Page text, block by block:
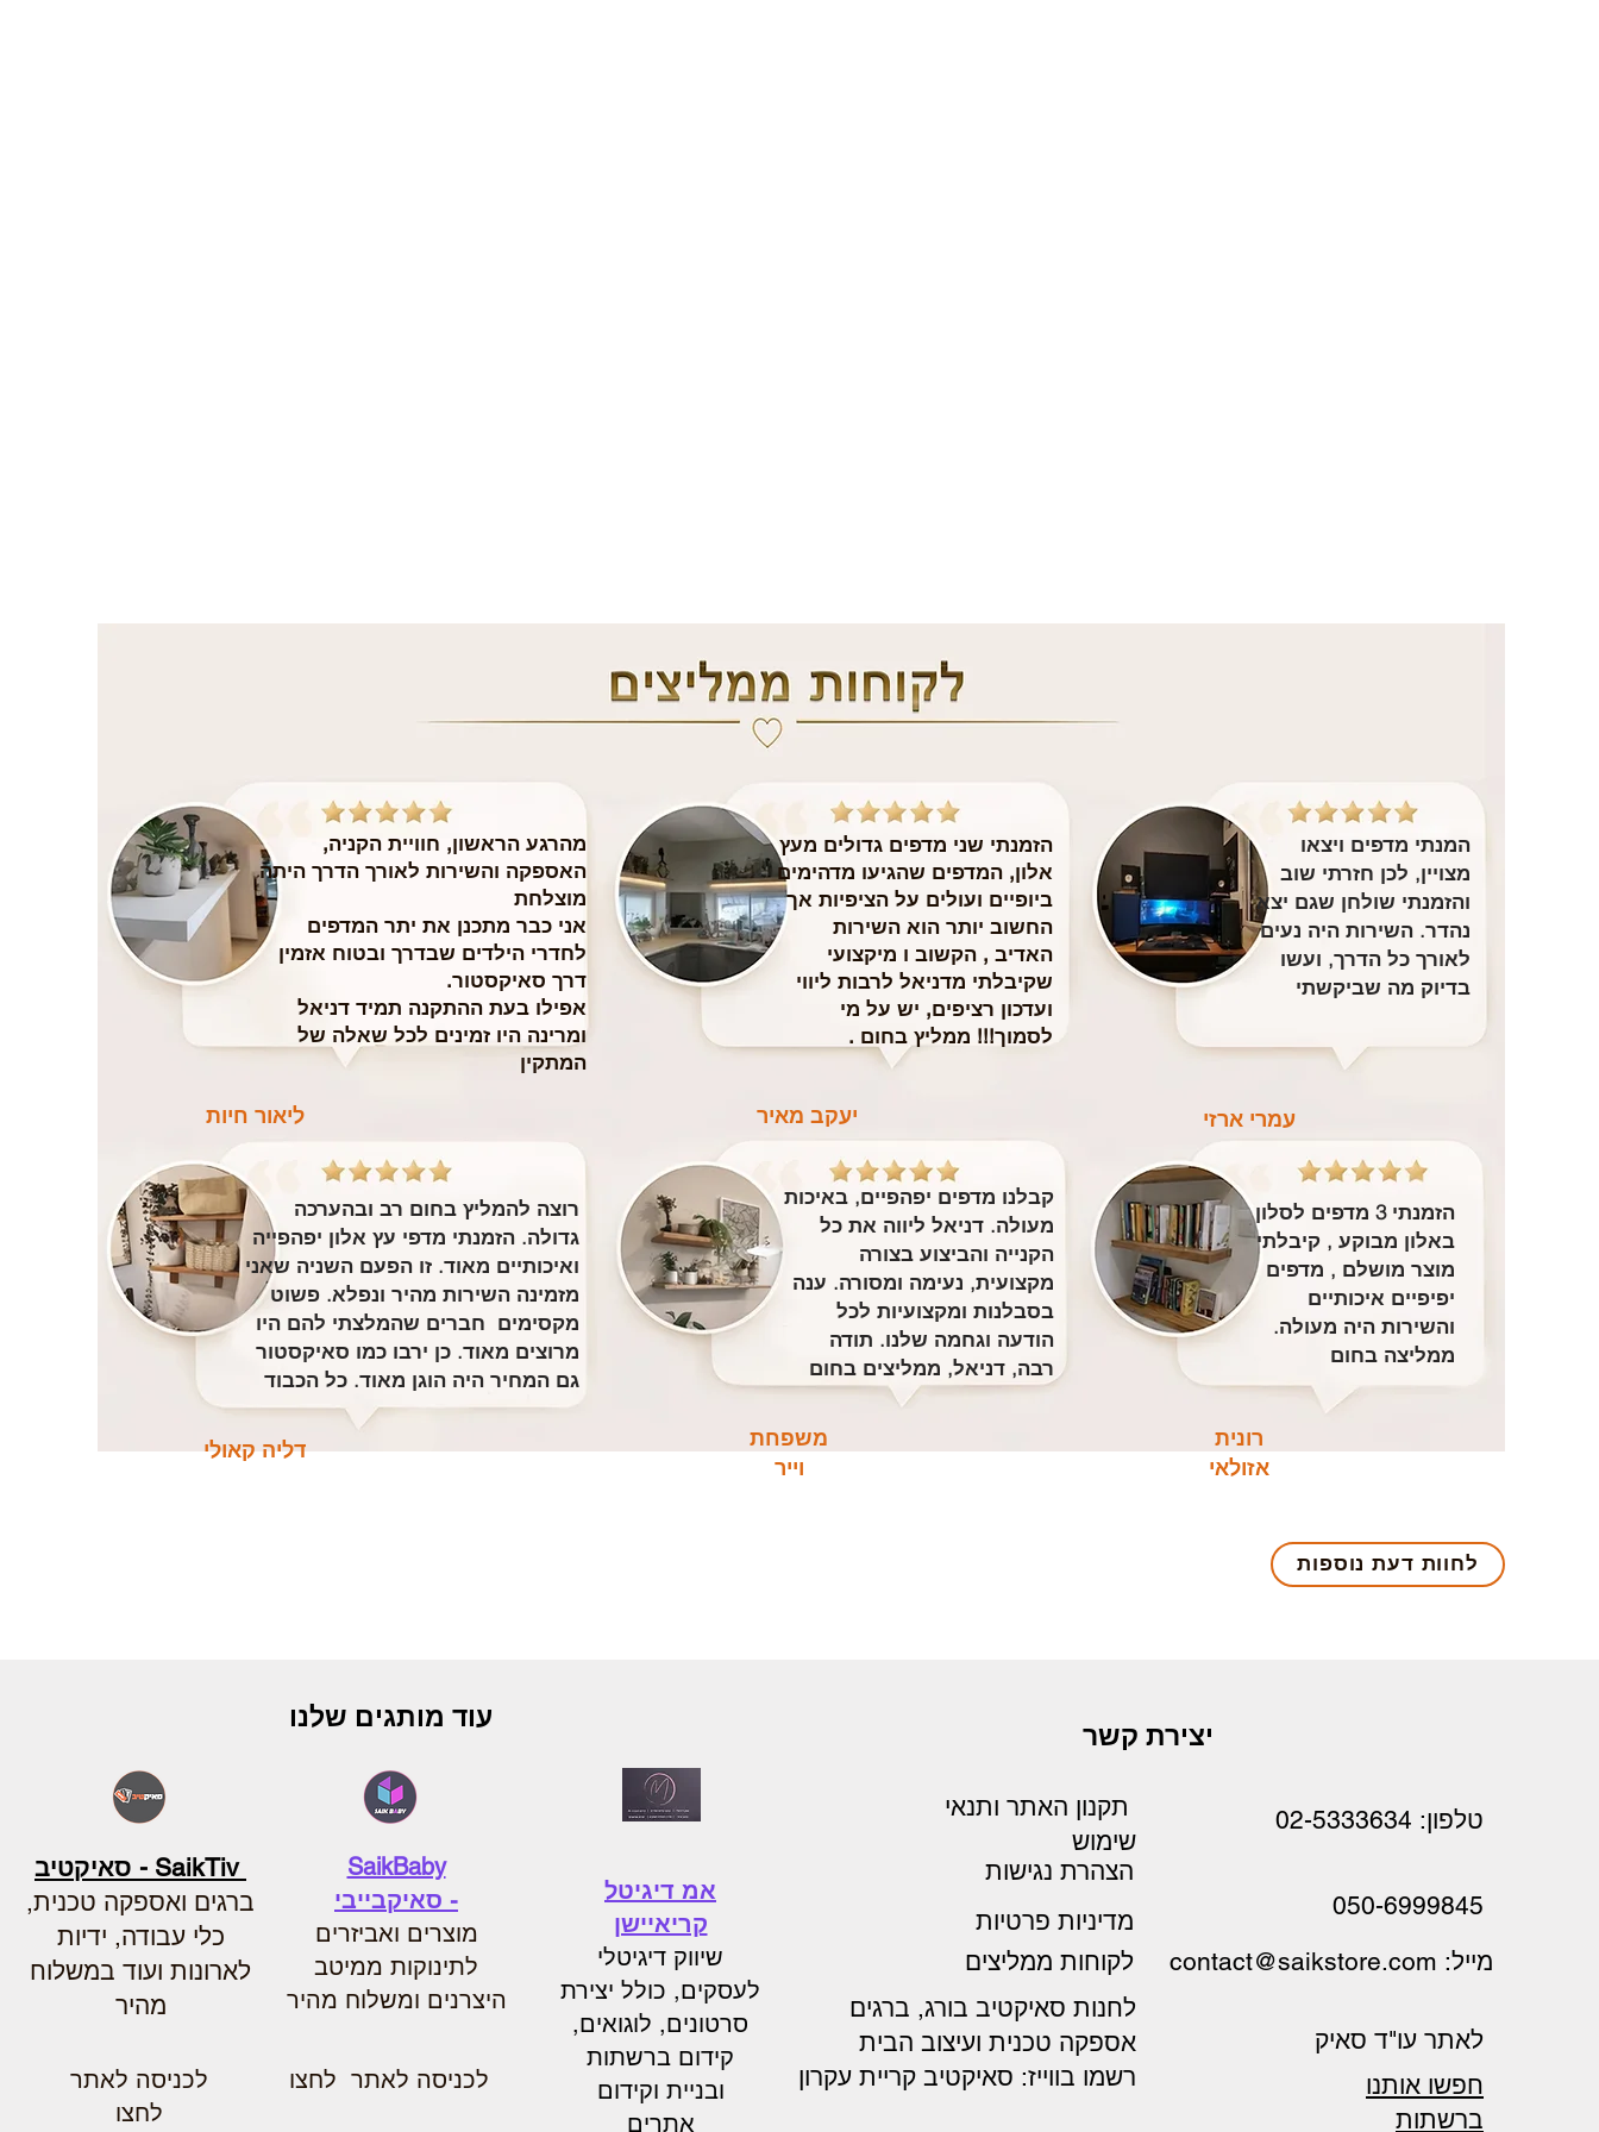
עמרי ארזי יעקב מאיר ליאור חיות
משפחת
וייר
רונית
אזולאי
דליה קאולי
המנתי מדפים ויצאו
מצויין, לכן חזרתי שוב
והזמנתי שולחן שגם יצא
נהדר. השירות היה נעים
לאורך כל הדרך, ועשו
בדיוק מה שביקשתי
הזמנתי שני מדפים גדולים מעץ
אלון, המדפים שהגיעו מדהימים
ביופיים ועולים על הציפיות אך
החשוב יותר הוא השירות
האדיב , הקשוב ו מיקצועי
שקיבלתי מדניאל לרבות ליווי
ועדכון רציפים, יש על מי
לסמוך!!! ממליץ בחום .
מהרגע הראשון, חוויית הקניה,
האספקה והשירות לאורך הדרך היתה
מוצלחת
​אני כבר מתכנן את יתר המדפים
לחדרי הילדים שבדרך ובטוח אזמין
דרך סאיקסטור.
אפילו בעת ההתקנה תמיד דניאל
ומרינה היו זמינים לכל שאלה של
המתקין
הזמנתי 3 מדפים לסלון
באלון מבוקע , קיבלתי
מוצר מושלם , מדפים
יפיפיים איכותיים
והשירות היה מעולה.
ממליצה בחום
קבלנו מדפים יפהפיים, באיכות
מעולה. דניאל ליווה את כל
הקנייה והביצוע בצורה
מקצועית, נעימה ומסורה. ענה
בסבלנות ומקצועיות לכל
הודעה וגחמה שלנו. תודה
רבה, דניאל, ממליצים בחום
רוצה להמליץ בחום רב ובהערכה
גדולה. הזמנתי מדפי עץ אלון יפהפייה
ואיכותיים מאוד. זו הפעם השניה שאני
מזמינה השירות מהיר ונפלא. פשוט
מקסימים חברים שהמלצתי להם היו
מרוצים מאוד. כן ירבו כמו סאיקסטור
גם המחיר היה הוגן מאוד. כל הכבוד
לחוות דעת נוספות
יצירת קשר
050-6999845
טלפון: 02-5333634
מייל: contact@saikstore.com
תקנון האתר ותנאי
שימוש
הצהרת נגישות
מדיניות פרטיות
לקוחות ממליצים
לאתר עו"ד סאיק
חפשו אותנו
ברשתות
לחנות סאיקטיב בורג, ברגים
אספקה טכנית ועיצוב הבית
רשמו בווייז: סאיקטיב קריית עקרון
אמ דיגיטל
קריאיישן
שיווק דיגיטלי
לעסקים, כולל יצירת
סרטונים, לוגואים,
קידום ברשתות
ובניית וקידום
אתרים
עוד מותגים שלנו
SaikBaby
- סאיקבייבי
מוצרים ואביזרים
לתינוקות ממיטב
היצרנים ומשלוח מהיר
לכניסה לאתר לחצו
SaikTiv - סאיקטיב
ברגים ואספקה טכנית,
כלי עבודה, ידיות
לארונות ועוד במשלוח
מהיר
לכניסה לאתר
לחצו